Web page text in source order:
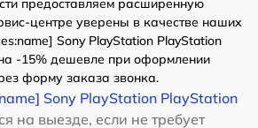
предоставляем расширенную
центре уверены в качестве наших
Sony PlayStation PlayStation
на -15% дешевле при оформлении
форму заказа звонка.
Sony PlayStation PlayStation
на выезде, если не требует